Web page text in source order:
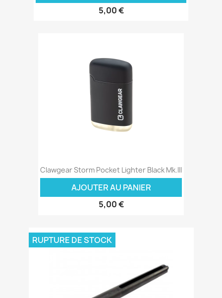
5,00 €
Clawgear Storm Pocket Lighter Black Mk.III
AJOUTER AU PANIER
5,00 €
RUPTURE DE STOCK